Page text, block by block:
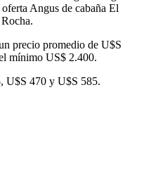
Angus de cabaña El
precio promedio de U$S
mínimo US$ 2.400.
U$S 470 y U$S 585.